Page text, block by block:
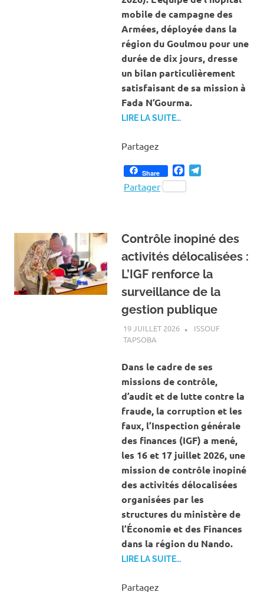
mobile de campagne des
Armées, déployée dans la
région du Goulmou pour une
durée de dix jours, dresse
un bilan particulièrement
satisfaisant de sa mission à
Fada N’Gourma.
LIRE LA SUITE…
Partagez
Share Facebook
Partager
Contrôle inopiné des
activités délocalisées :
L’IGF renforce la
surveillance de la
gestion publique
19 JUILLET 2026
ISSOUF
TAPSOBA
Dans le cadre de ses
missions de contrôle,
d’audit et de lutte contre la
fraude, la corruption et les
faux, l’Inspection générale
des finances (IGF) a mené,
les 16 et 17 juillet 2026, une
mission de contrôle inopiné
des activités délocalisées
organisées par les
structures du ministère de
l’Économie et des Finances
dans la région du Nando.
LIRE LA SUITE…
Partagez